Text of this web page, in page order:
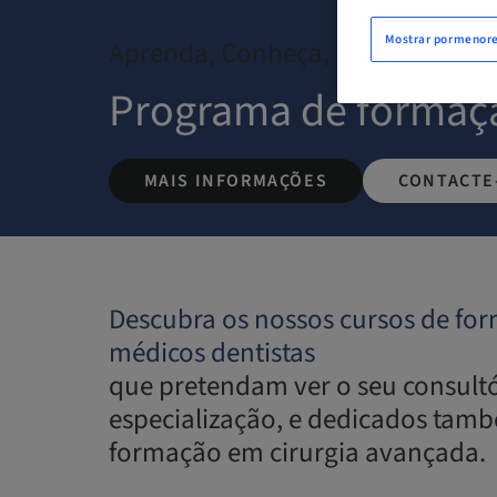
Aprenda, Conheça, Partilhe,
Programa de
MAIS INFORMAÇÕES
Descubra os nossos cursos de
médicos dentistas
que pretendam ver o seu
especialização, e dedicados
formação em cirurgia avançada.
Mostrar